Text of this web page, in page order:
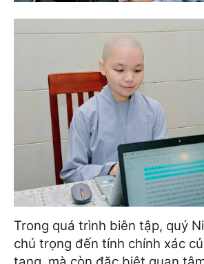
Trong quá trình biên tập, quý
chú trọng đến tính chính xác